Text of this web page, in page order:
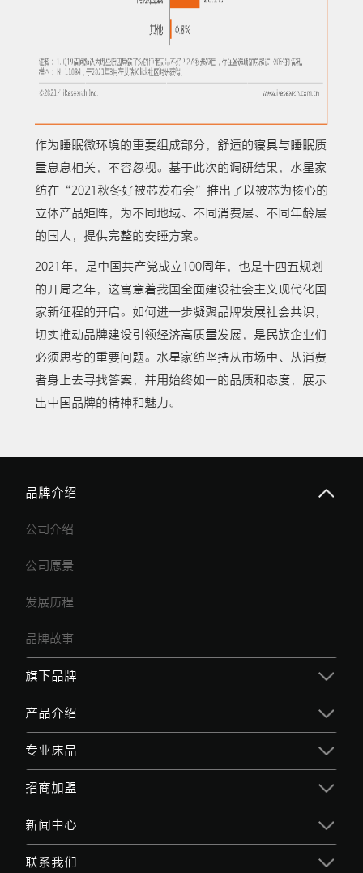
作为睡眠微环境的重要组成部分，舒适的寝具与睡眠质
量息息相关，不容忽视。基于此次的调研结果，水星家
纺在“2021秋冬好被芯发布会”推出了以被芯为核心的
立体产品矩阵，为不同地域、不同消费层、不同年龄层
的国人，提供完整的安睡方案。
2021年，是中国共产党成立100周年，也是十四五规划
的开局之年，这寓意着我国全面建设社会主义现代化国
家新征程的开启。如何进一步凝聚品牌发展社会共识，
切实推动品牌建设引领经济高质量发展，是民族企业们
必须思考的重要问题。水星家纺坚持从市场中、从消费
者身上去寻找答案，并用始终如一的品质和态度，展示
出中国品牌的精神和魅力。
品牌介绍
公司介绍
公司愿景
发展历程
品牌故事
旗下品牌
产品介绍
专业床品
招商加盟
新闻中心
联系我们